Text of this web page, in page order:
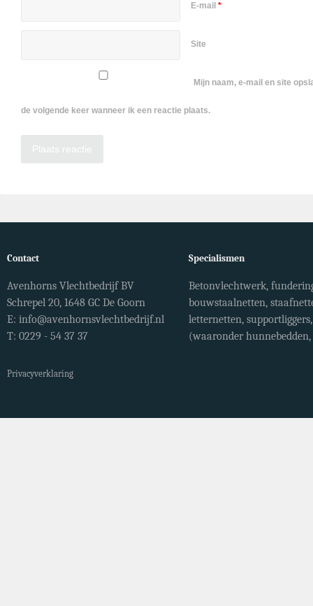
E-mail *
Site
Mijn naam, e-mail en site
de volgende keer wanneer ik een reactie plaats.
Contact
Avenhorns Vlechtbedrijf BV
Schrepel 20, 1648 GC De Goorn
E: info@avenhornsvlechtbedrijf.nl
T: 0229 - 54 37 37
Privacyverklaring
Specialismen
Betonvlechtwerk,
bouwstaalnetten,
letternetten,
(waaronder